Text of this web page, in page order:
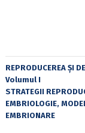
REPRODUCEREA ȘI
Volumul I
STRATEGII
EMBRIOLOGIE,
EMBRIONARE